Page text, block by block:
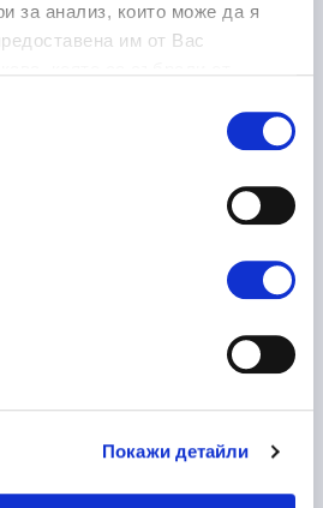
за анализ, които може да я
им от Вас
Покажи детайли
16/06/2026
10/06/2026